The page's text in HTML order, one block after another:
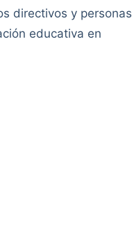
directivos y personas
educativa en